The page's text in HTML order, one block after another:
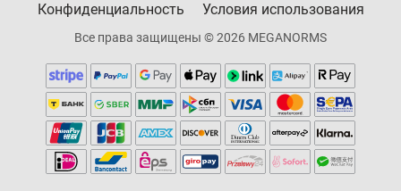
Конфиденциальность Условия использования
Все права защищены © 2026 MEGANORMS